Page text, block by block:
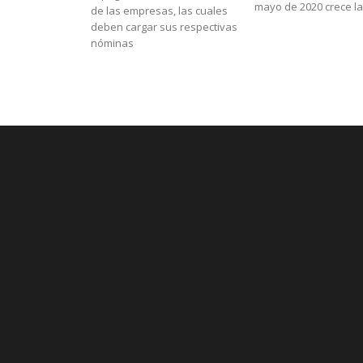
de las empresas, las cuales
deben cargar sus respectivas
nóminas
mayo de 2020 crece